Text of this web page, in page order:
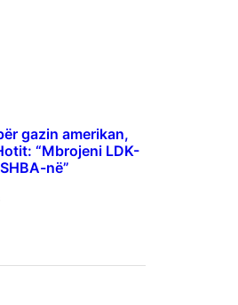
gazin amerikan,
“Mbrojeni LDK-
në”